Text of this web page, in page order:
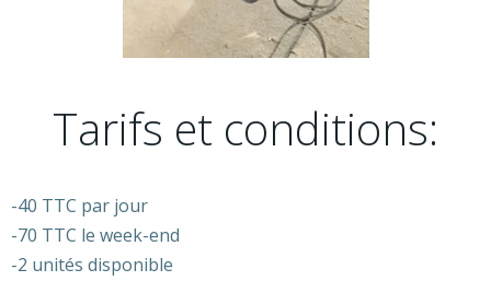
Tarifs et conditions:
-40 TTC par jour
-70 TTC le week-end
-2 unités disponible